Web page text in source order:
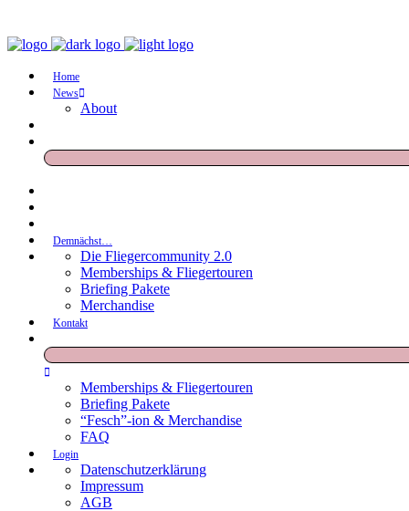
Home
News
About
Demnächst…
Die Fliegercommunity 2.0
Memberships & Fliegertouren
Briefing Pakete
Merchandise
Kontakt
Memberships & Fliegertouren
Briefing Pakete
“Fesch”-ion & Merchandise
FAQ
Login
Datenschutzerklärung
Impressum
AGB